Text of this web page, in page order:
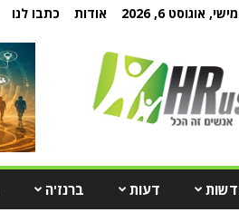
אוגוסט 6, 2026 אודות כתבו לנו
דעות ברנז'ה